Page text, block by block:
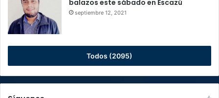
balazos este sábado en Escazú
septiembre 12, 2021
Todos (2095)